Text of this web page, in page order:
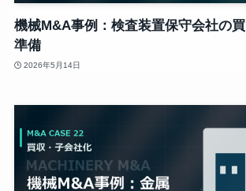
機械M&A事例：検査装置保守会社の
準備
2026年5月14日